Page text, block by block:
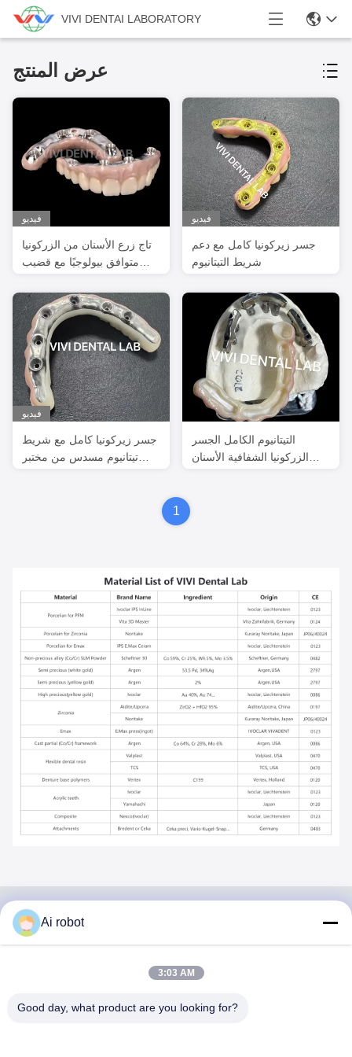
VIVI DENTAI LABORATORY
عرض المنتج
فيديو
تاج زرع الأسنان من الزركونيا
متوافق بيولوجيًا مع قضيب
فيديو
جسر زيركونيا كامل مع دعم
شريط التيتانيوم
فيديو
جسر زيركونيا كامل مع شريط
تيتانيوم مسدس من مختبر
التيتانيوم الكامل الجسر
الزركونيا الشفافية الأسنان
1
VIVI DENTAI
Ai robot
3:03 AM
Good day, what product are you looking for?